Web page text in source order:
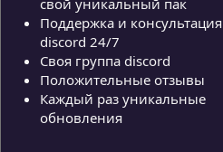
свой уникальный пак
Поддержка и консультация
discord 24/7
Своя группа discord
Положительные отзывы
Каждый раз уникальные
обновления